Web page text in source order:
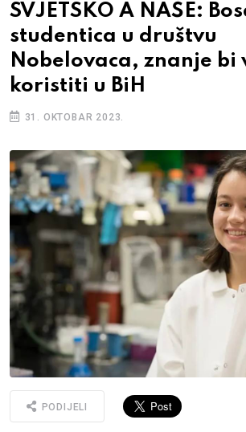
SVJETSKO A NAŠE:
studentica u društvu
Nobelovaca, znanje bi
koristiti u BiH
31. OKTOBAR 2023.
PODIJELI